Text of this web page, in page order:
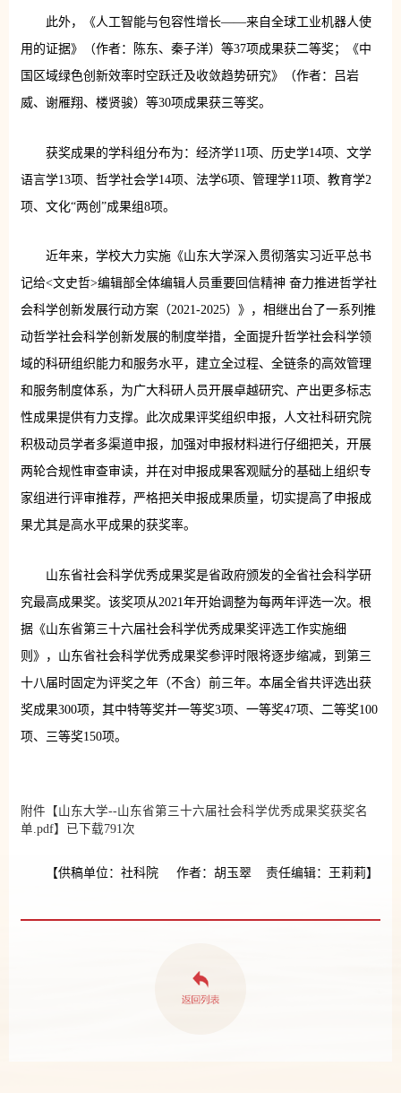
此外，《人工智能与包容性增长——来自全球工业机器人使
用的证据》（作者：陈东、秦子洋）等37项成果获二等奖；《中
国区域绿色创新效率时空跃迁及收敛趋势研究》（作者：吕岩
威、谢雁翔、楼贤骏）等30项成果获三等奖。
获奖成果的学科组分布为：经济学11项、历史学14项、文学
语言学13项、哲学社会学14项、法学6项、管理学11项、教育学2
项、文化“两创”成果组8项。
近年来，学校大力实施《山东大学深入贯彻落实习近平总书
记给<文史哲>编辑部全体编辑人员重要回信精神 奋力推进哲学社
会科学创新发展行动方案（2021-2025）》，相继出台了一系列推
动哲学社会科学创新发展的制度举措，全面提升哲学社会科学领
域的科研组织能力和服务水平，建立全过程、全链条的高效管理
和服务制度体系，为广大科研人员开展卓越研究、产出更多标志
性成果提供有力支撑。此次成果评奖组织申报，人文社科研究院
积极动员学者多渠道申报，加强对申报材料进行仔细把关，开展
两轮合规性审查审读，并在对申报成果客观赋分的基础上组织专
家组进行评审推荐，严格把关申报成果质量，切实提高了申报成
果尤其是高水平成果的获奖率。
山东省社会科学优秀成果奖是省政府颁发的全省社会科学研
究最高成果奖。该奖项从2021年开始调整为每两年评选一次。根
据《山东省第三十六届社会科学优秀成果奖评选工作实施细
则》，山东省社会科学优秀成果奖参评时限将逐步缩减，到第三
十八届时固定为评奖之年（不含）前三年。本届全省共评选出获
奖成果300项，其中特等奖并一等奖3项、一等奖47项、二等奖100
项、三等奖150项。
附件【 山东大学--山东省第三十六届社会科学优秀成果奖获奖名
单.pdf】已下载791次
【供稿单位：社科院 作者：胡玉翠 责任编辑：王莉莉】